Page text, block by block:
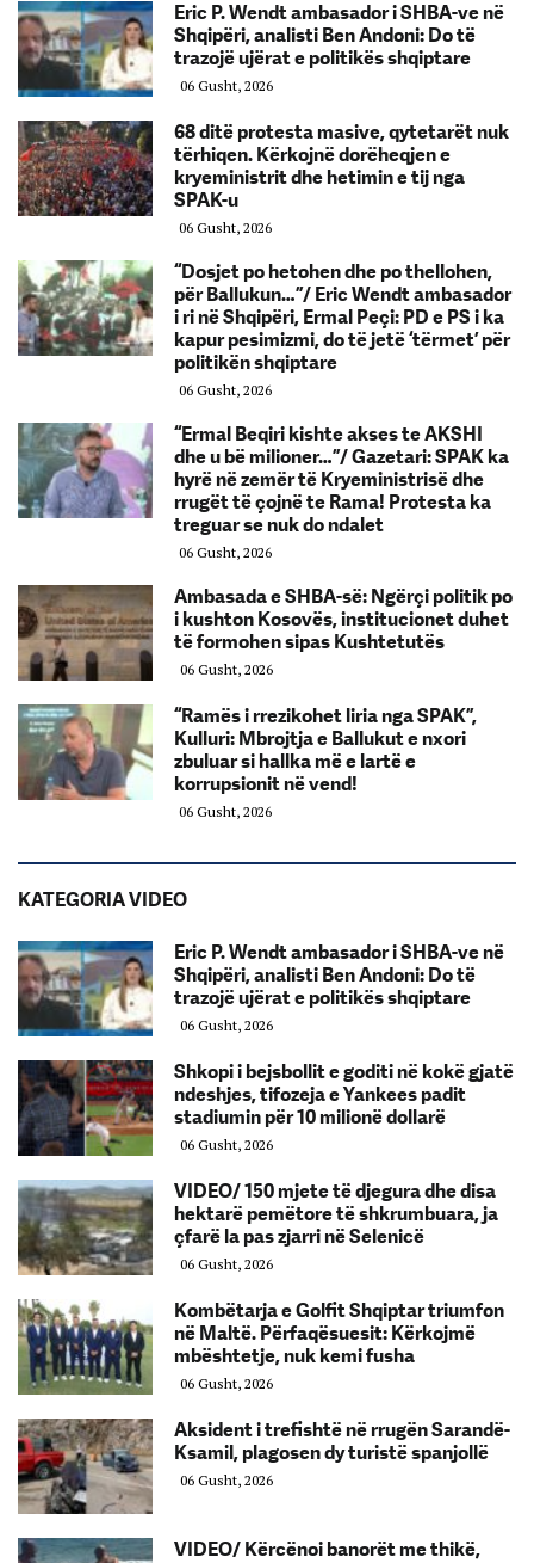
Eric P. Wendt ambasador i SHBA-ve në
Shqipëri, analisti Ben Andoni: Do të
trazojë ujërat e politikës shqiptare
06 Gusht, 2026
68 ditë protesta masive, qytetarët nuk
tërhiqen. Kërkojnë dorëheqjen e
kryeministrit dhe hetimin e tij nga
SPAK-u
06 Gusht, 2026
“Dosjet po hetohen dhe po thellohen,
për Ballukun…”/ Eric Wendt ambasador
i ri në Shqipëri, Ermal Peçi: PD e PS i ka
kapur pesimizmi, do të jetë ‘tërmet’ për
politikën shqiptare
06 Gusht, 2026
“Ermal Beqiri kishte akses te AKSHI
dhe u bë milioner…”/ Gazetari: SPAK ka
hyrë në zemër të Kryeministrisë dhe
rrugët të çojnë te Rama! Protesta ka
treguar se nuk do ndalet
06 Gusht, 2026
Ambasada e SHBA-së: Ngërçi politik po
i kushton Kosovës, institucionet duhet
të formohen sipas Kushtetutës
06 Gusht, 2026
“Ramës i rrezikohet liria nga SPAK”,
Kulluri: Mbrojtja e Ballukut e nxori
zbuluar si hallka më e lartë e
korrupsionit në vend!
06 Gusht, 2026
KATEGORIA VIDEO
Eric P. Wendt ambasador i SHBA-ve në
Shqipëri, analisti Ben Andoni: Do të
trazojë ujërat e politikës shqiptare
06 Gusht, 2026
Shkopi i bejsbollit e goditi në kokë gjatë
ndeshjes, tifozeja e Yankees padit
stadiumin për 10 milionë dollarë
06 Gusht, 2026
VIDEO/ 150 mjete të djegura dhe disa
hektarë pemëtore të shkrumbuara, ja
çfarë la pas zjarri në Selenicë
06 Gusht, 2026
Kombëtarja e Golfit Shqiptar triumfon
në Maltë. Përfaqësuesit: Kërkojmë
mbështetje, nuk kemi fusha
06 Gusht, 2026
Aksident i trefishtë në rrugën Sarandë-
Ksamil, plagosen dy turistë spanjollë
06 Gusht, 2026
VIDEO/ Kërcënoi banorët me thikë,